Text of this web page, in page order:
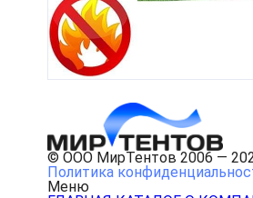
© ООО МирТентов 2006 —
Политика
Меню